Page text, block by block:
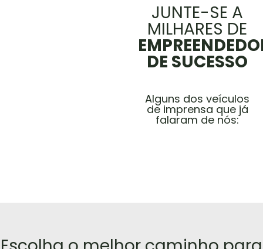
JUNTE-SE A
MILHARES DE
DE SUCESSO
Alguns dos veículos
de imprensa que já
falaram de nós: